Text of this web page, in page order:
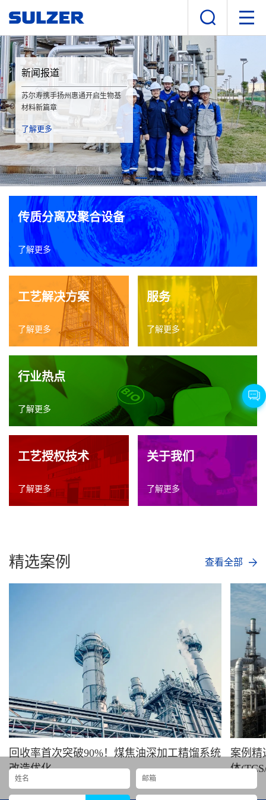
新闻报道
苏尔寿携手扬州惠通开启生物基
材料新篇章
了解更多
传质分离及聚合设备
了解更多
工艺解决方案
了解更多
服务
了解更多
行业热点
了解更多
工艺授权技术
了解更多
关于我们
了解更多
精选案例 查看全部
回收率首次突破90%！煤焦油深加工精馏系统
改造优化
案例精
体